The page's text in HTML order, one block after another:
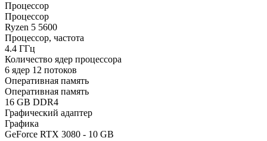
Процессор
Процессор
Ryzen 5 5600
Процессор, частота
4.4 ГГц
Количество ядер процессора
6 ядер 12 потоков
Оперативная память
Оперативная память
16 GB DDR4
Графический адаптер
Графика
GeForce RTX 3080 - 10 GB